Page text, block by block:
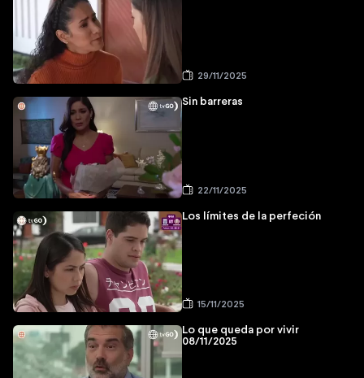
29/11/2025
Sin barreras
22/11/2025
Los límites de la perfeción
15/11/2025
Lo que queda por vivir
08/11/2025